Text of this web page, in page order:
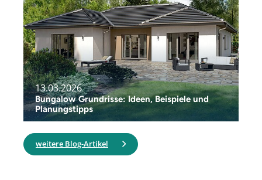
13.03.2026
Bungalow Grundrisse: Ideen, Beispiele und
Planungstipps
weitere Blog-Artikel